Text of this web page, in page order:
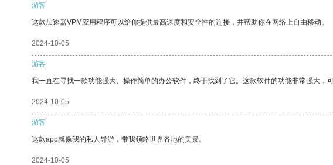
游客
这款加速器VPM应用程序可以给你提供最高速度和安全性的连接，并帮助你在网络上自由移动。
2024-10-05
游客
我一直在寻找一款功能强大、操作简单的办公软件，终于找到了它。这款软件的功能非常强大，
2024-10-05
游客
这款app就像我的私人导游，带我领略世界各地的美景。
2024-10-05